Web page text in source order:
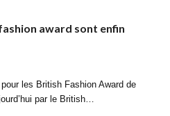
award sont enfin
les British Fashion Award de
par le British…